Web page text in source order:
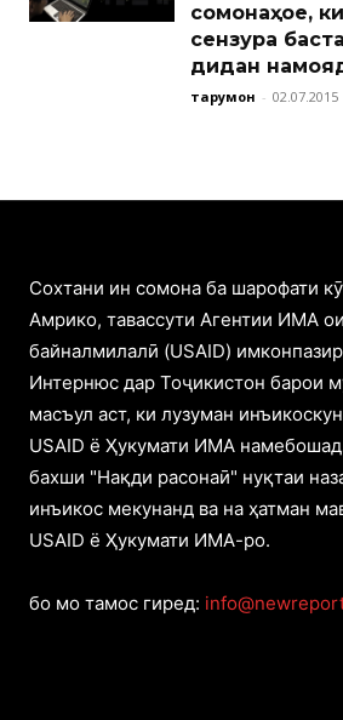
сомонаҳое,
сензура
дидан
тарҷумон - 02.07.2015
Cохтани ин сомона ба шарофати
Амрико, тавассути Агентии ИМА
байналмилалӣ (USAID) имконпазир
Интернюс дар Тоҷикистон барои
масъул аст, ки лузуман
USAID ё Ҳукумати ИМА
бахши "Нақди расонаӣ" нуқтаи
инъикос мекунанд ва на ҳатман
USAID ё Ҳукумати ИМА-ро.
бо мо тамос гиред: